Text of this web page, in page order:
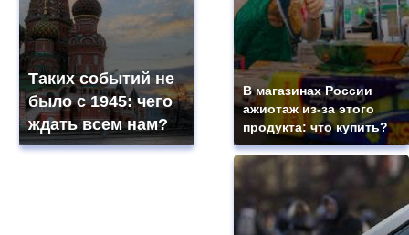
Таких событий не
было с 1945: чего
ждать всем нам?
В магазинах России
ажиотаж из-за этого
продукта: что купить?